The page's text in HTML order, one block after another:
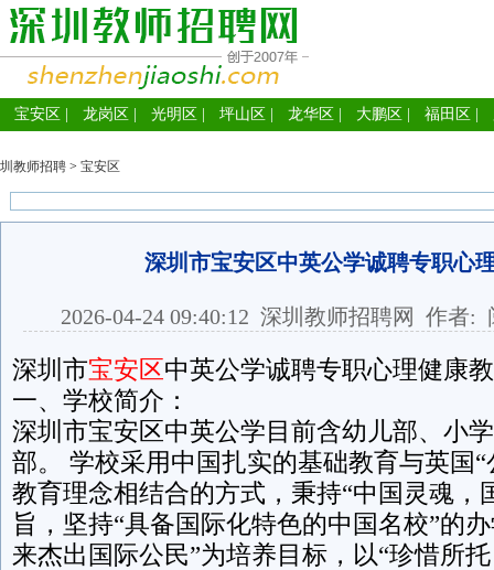
宝安区 龙岗区 光明区 坪山区 龙华区 大鹏区 福田区
圳教师招聘 > 宝安区
深圳市宝安区中英公学诚聘专职心
2026-04-24 09:40:12 深圳教师招聘网 作者:
深圳市宝安区中英公学诚聘专职心理健康
一、学校简介：
深圳市宝安区中英公学目前含幼儿部、小
部。 学校采用中国扎实的基础教育与英国
教育理念相结合的方式，秉持“中国灵魂，
旨，坚持“具备国际化特色的中国名校”的
来杰出国际公民”为培养目标，以“珍惜所